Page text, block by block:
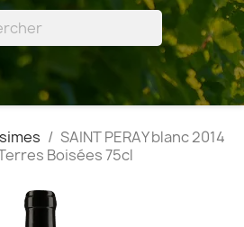
SAINT PERAY blanc 2014
Boisées 75cl